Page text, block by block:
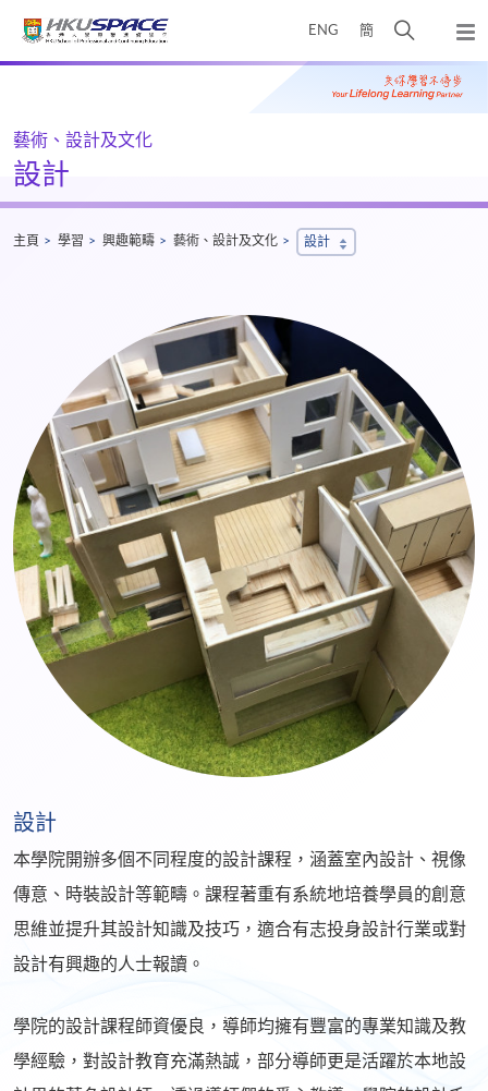
ENG 簡
開
搜
尋
彈
出
主
Main
藝術、設計及文化
設計
主頁 學習 興趣範疇 藝術、設計及文化 設計
設計
本學院開辦多個不同程度的設計課程，涵蓋室內設計、視像
傳意、時裝設計等範疇。課程著重有系統地培養學員的創意
思維並提升其設計知識及技巧，適合有志投身設計行業或對
設計有興趣的人士報讀。
學院的設計課程師資優良，導師均擁有豐富的專業知識及教
學經驗，對設計教育充滿熱誠，部分導師更是活躍於本地設